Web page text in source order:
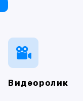
Видеоролик